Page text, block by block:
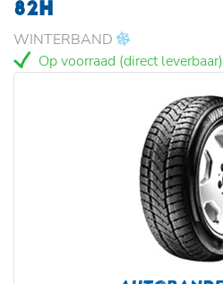
82H
WINTERBAND
Op voorraad (direct leverbaar)